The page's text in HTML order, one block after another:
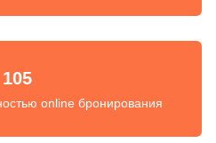
105
online бронирования